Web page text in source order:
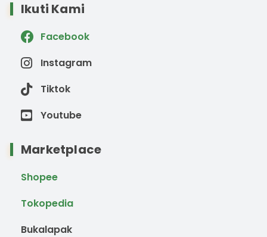
Ikuti Kami
Facebook
Instagram
Tiktok
Youtube
Marketplace
Shopee
Tokopedia
Bukalapak